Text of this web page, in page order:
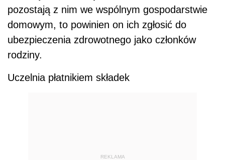
pozostają z nim we wspólnym gospodarstwie
domowym, to powinien on ich zgłosić do
ubezpieczenia zdrowotnego jako członków
rodziny.
Uczelnia płatnikiem składek
REKLAMA